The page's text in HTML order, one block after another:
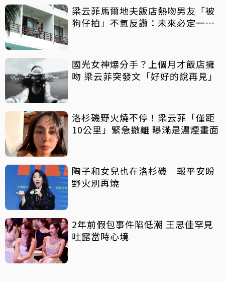
梁云菲馬爾地夫飯店熱吻男友「被
狗仔拍」不氣反讚：未來必定一片
國光女神爆分手？上個月才飯店擁
吻 梁云菲突發文「好好的說再見」
洛杉磯野火燒不停！梁云菲「僅距
10公里」緊急撤離 曝滿是濃煙畫面
陶子和女兒也在洛杉磯 報平安盼
野火別再燒
2年前假包事件陷低潮 王思佳罕見
吐露當時心境